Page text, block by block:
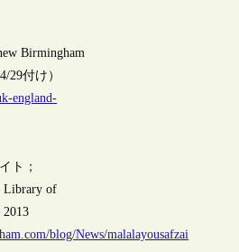
Birmingham
29付け）
england-
ト；
Library of
blog/News/malalayousafzai